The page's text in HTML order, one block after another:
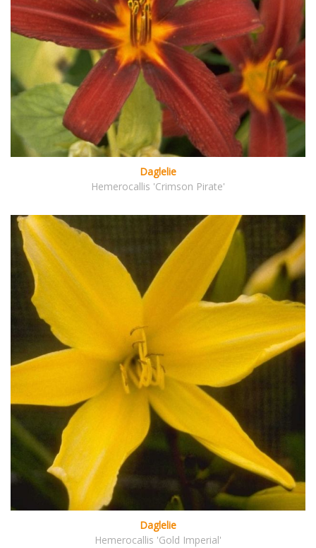
Daglelie
Hemerocallis 'Crimson Pirate'
Daglelie
Hemerocallis 'Gold Imperial'